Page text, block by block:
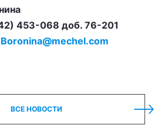
453-068 доб. 76-201
ВСЕ НОВОСТИ